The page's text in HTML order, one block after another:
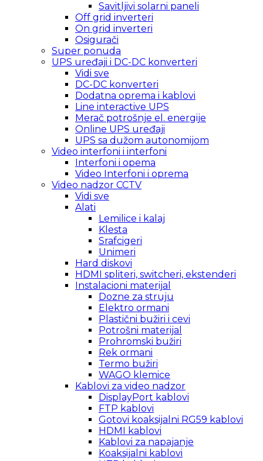
Savitljivi solarni paneli
Off grid inverteri
On grid inverteri
Osigurači
Super ponuda
UPS uređaji i DC-DC konverteri
Vidi sve
DC-DC konverteri
Dodatna oprema i kablovi
Line interactive UPS
Merač potrošnje el. energije
Online UPS uređaji
UPS sa dužom autonomijom
Video interfoni i interfoni
Interfoni i opema
Video Interfoni i oprema
Video nadzor CCTV
Vidi sve
Alati
Lemilice i kalaj
Klesta
Srafcigeri
Unimeri
Hard diskovi
HDMI spliteri, switcheri, ekstenderi
Instalacioni materijal
Dozne za struju
Elektro ormani
Plastični bužiri i cevi
Potrošni materijal
Prohromski bužiri
Rek ormani
Termo bužiri
WAGO klemice
Kablovi za video nadzor
DisplayPort kablovi
FTP kablovi
Gotovi koaksijalni RG59 kablovi
HDMI kablovi
Kablovi za napajanje
Koaksijalni kablovi